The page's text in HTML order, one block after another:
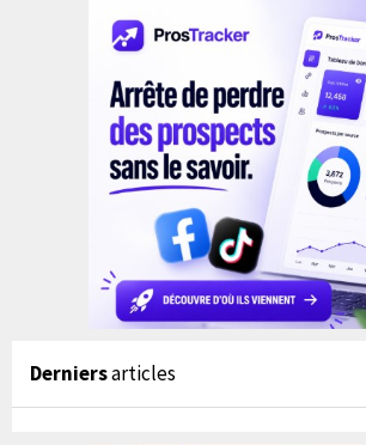
Derniersarticles